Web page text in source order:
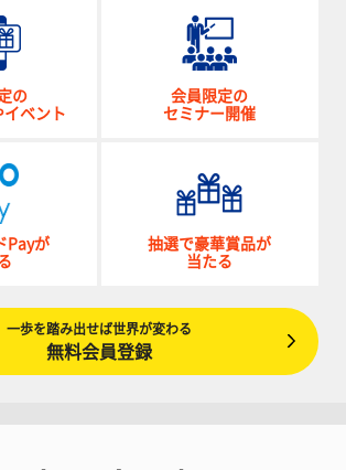
の
イベント
会員限定の
セミナー開催
Payが
抽選で豪華賞品が
当たる
一歩を踏み出せば世界が変わる
無料会員登録